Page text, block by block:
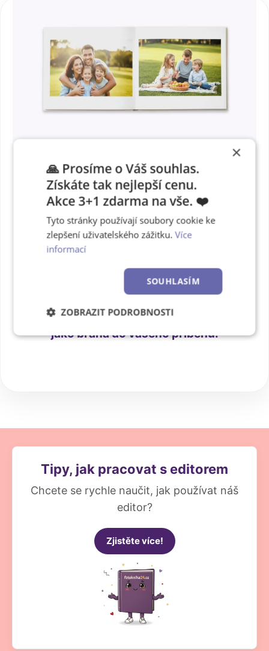
Modrá barva desek
s výřezem na fotku
Některé okamžiky jsou
na to, aby zůstaly jen v
mobilu. Prémiový vzhled a
okénko na přední straně slouží
jako brána do vašeho příběhu.
Tipy, jak pracovat s editorem
Chcete se rychle naučit, jak používat náš
editor?
Zjistěte více!
×
🙏 Prosíme o Váš souhlas.
Získáte tak nejlepší cenu.
Akce 3+1 zdarma na vše. ❤️
Tyto stránky používají soubory cookie ke
zlepšení uživatelského zážitku.Více
informací
SOUHLASÍM
ZOBRAZIT PODROBNOSTI
Nezbytně
Výkonové
Soubory